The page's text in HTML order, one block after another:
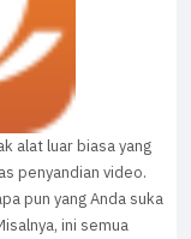
alat luar biasa yang
penyandian video.
pun yang Anda suka
ini semua